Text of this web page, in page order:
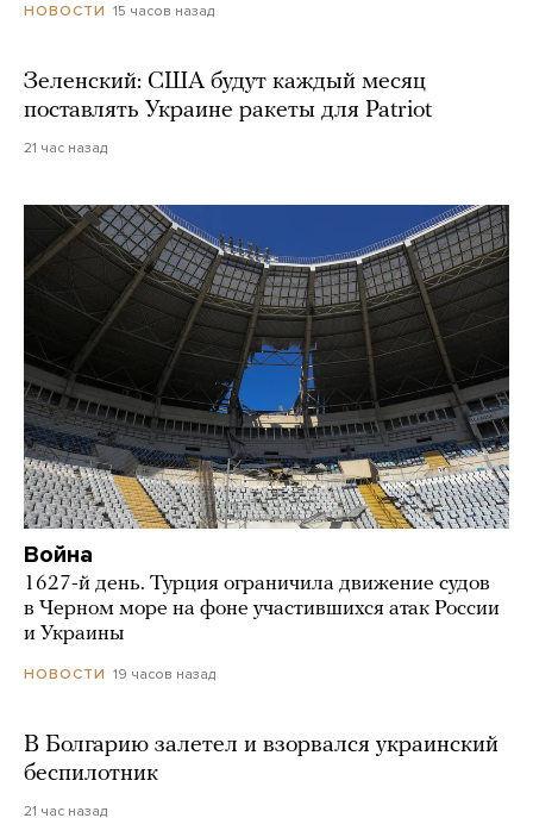
НОВОСТИ 15 часов назад
Зеленский: США будут каждый месяц
поставлять Украине ракеты для Patriot
21 час назад
Война
1627-й день. Турция ограничила движение судов
в Черном море на фоне участившихся атак России
и Украины
НОВОСТИ 19 часов назад
В Болгарию залетел и взорвался украинский
беспилотник
21 час назад